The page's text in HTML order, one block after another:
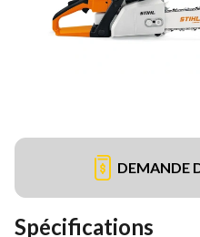
DEMANDE
Spécifications